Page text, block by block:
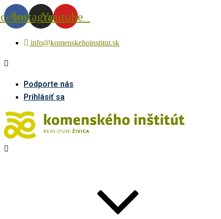
InstagramYoutube
info@komenskehoinstitut.sk
Podporte nás
Prihlásiť sa